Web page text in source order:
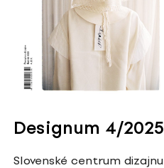
Designum 4/2025
Slovenské centrum dizajnu